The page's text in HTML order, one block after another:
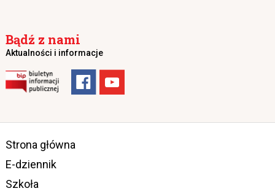
Bądź z nami
Aktualności i informacje
Strona główna
E-dziennik
Szkoła